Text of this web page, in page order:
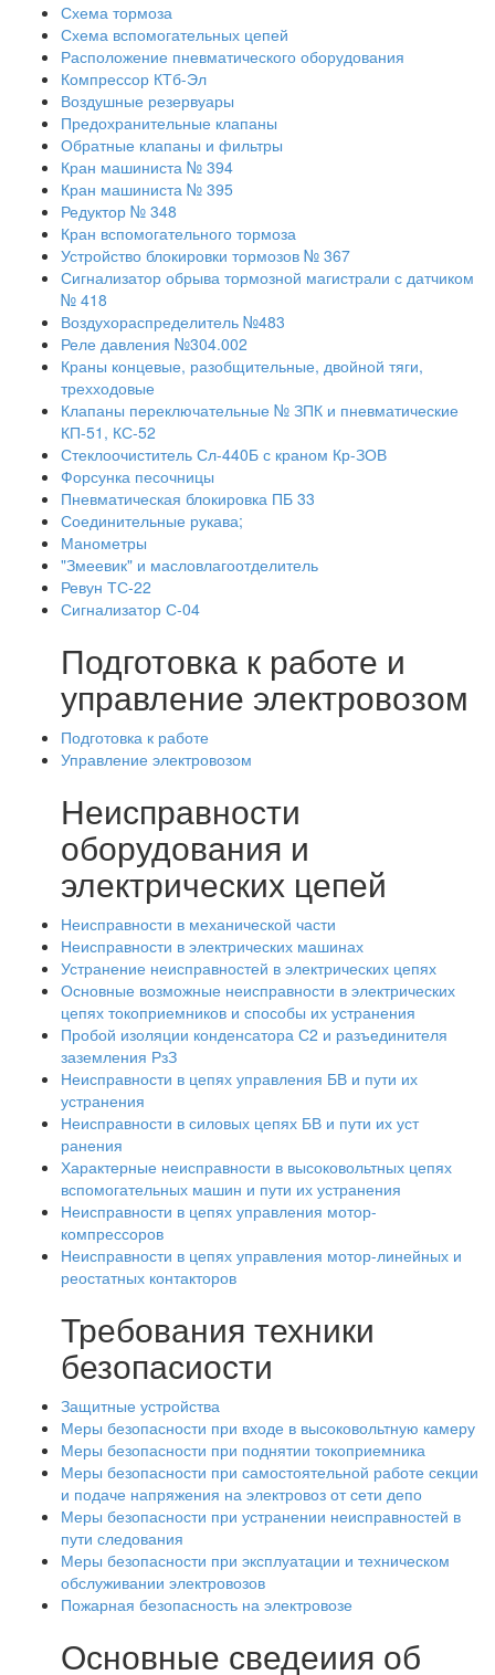
Схема тормоза
Схема вспомогательных цепей
Расположение пневматического оборудования
Компрессор КТб-Эл
Воздушные резервуары
Предохранительные клапаны
Обратные клапаны и фильтры
Кран машиниста № 394
Кран машиниста № 395
Редуктор № 348
Кран вспомогательного тормоза
Устройство блокировки тормозов № 367
Сигнализатор обрыва тормозной магистрали с датчиком
№ 418
Воздухораспределитель №483
Реле давления №304.002
Краны концевые, разобщительные, двойной тяги,
трехходовые
Клапаны переключательные № ЗПК и пневматические
КП-51, КС-52
Стеклоочиститель Сл-440Б с краном Кр-ЗОВ
Форсунка песочницы
Пневматическая блокировка ПБ 33
Соединительные рукава;
Манометры
"Змеевик" и масловлагоотделитель
Ревун ТС-22
Сигнализатор С-04
Подготовка к работе и
управление электровозом
Подготовка к работе
Управление электровозом
Неисправности
оборудования и
электрических цепей
Неисправности в механической части
Неисправности в электрических машинах
Устранение неисправностей в электрических цепях
Основные возможные неисправности в электрических
цепях токоприемников и способы их устранения
Пробой изоляции конденсатора С2 и разъединителя
заземления РзЗ
Неисправности в цепях управления БВ и пути их
устранения
Неисправности в силовых цепях БВ и пути их уст
ранения
Характерные неисправности в высоковольтных цепях
вспомогательных машин и пути их устранения
Неисправности в цепях управления мотор-
компрессоров
Неисправности в цепях управления мотор-линейных и
реостатных контакторов
Требования техники
безопасиости
Защитные устройства
Меры безопасности при входе в высоковольтную камеру
Меры безопасности при поднятии токоприемника
Меры безопасности при самостоятельной работе секции
и подаче напряжения на электровоз от сети депо
Меры безопасности при устранении неисправностей в
пути следования
Меры безопасности при эксплуатации и техническом
обслуживании электровозов
Пожарная безопасность на электровозе
Основные сведеиия об